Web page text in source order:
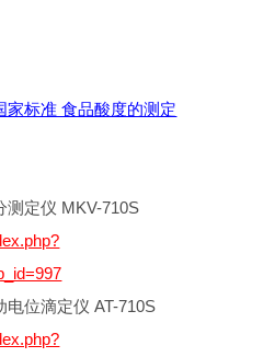
家标准 食品酸度的测定
测定仪 MKV-710S
位滴定仪 AT-710S